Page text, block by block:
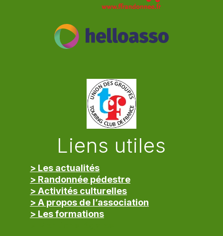
Liens utiles
> Les actualités
> Randonnée pédestre
> Activités culturelles
> A propos de l’association
> Les formations